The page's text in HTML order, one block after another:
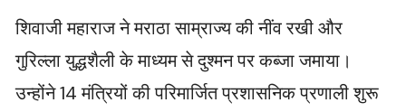
शिवाजी महाराज ने मराठा साम्राज्य की नींव रखी और
गुरिल्ला युद्धशैली के माध्यम से दुश्मन पर कब्जा जमाया।
उन्होंने 14 मंत्रियों की परिमार्जित प्रशासनिक प्रणाली शुरू